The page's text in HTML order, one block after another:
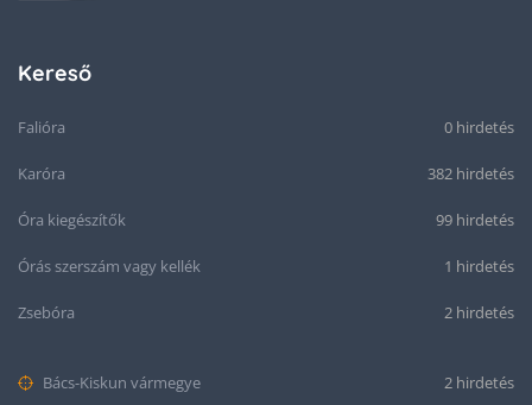
Kereső
Falióra 0 hirdetés
Karóra 382 hirdetés
Óra kiegészítők 99 hirdetés
Órás szerszám vagy kellék 1 hirdetés
Zsebóra 2 hirdetés
Bács-Kiskun vármegye 2 hirdetés